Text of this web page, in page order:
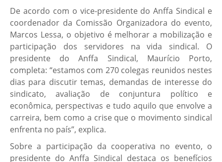
De acordo com o vice-presidente do Anffa Sindical e
coordenador da Comissão Organizadora do evento,
Marcos Lessa, o objetivo é melhorar a mobilização e
participação dos servidores na vida sindical. O
presidente do Anffa Sindical, Maurício Porto,
completa: “estamos com 270 colegas reunidos nestes
dias para discutir temas, demandas de interesse do
sindicato, avaliação de conjuntura político e
econômica, perspectivas e tudo aquilo que envolve a
carreira, bem como a crise que o movimento sindical
enfrenta no país”, explica.
Sobre a participação da cooperativa no evento, o
presidente do Anffa Sindical destaca os benefícios